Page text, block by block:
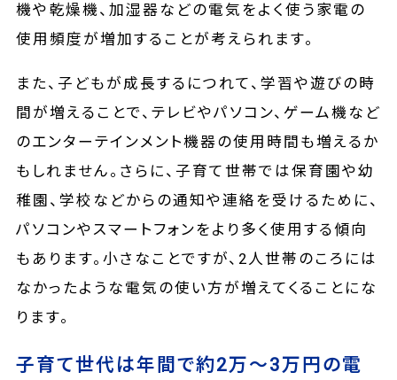
機や乾燥機、加湿器などの電気をよく使う家電の
使用頻度が増加することが考えられます。
また、子どもが成長するにつれて、学習や遊びの時
間が増えることで、テレビやパソコン、ゲーム機など
のエンターテインメント機器の使用時間も増えるか
もしれません。さらに、子育て世帯では保育園や幼
稚園、学校などからの通知や連絡を受けるために、
パソコンやスマートフォンをより多く使用する傾向
もあります。小さなことですが、2人世帯のころには
なかったような電気の使い方が増えてくることにな
ります。
子育て世代は年間で約2万～3万円の電